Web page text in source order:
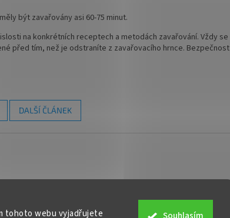
tohoto webu vyjadřujete
být zavařovány asi 60-75 minut.
na konkrétních receptech a metodách zavařování. Vždy se
před tím, než je odstraníte z zavařovacího hrnce. Bezpečnost
DALŠÍ ČLÁNEK